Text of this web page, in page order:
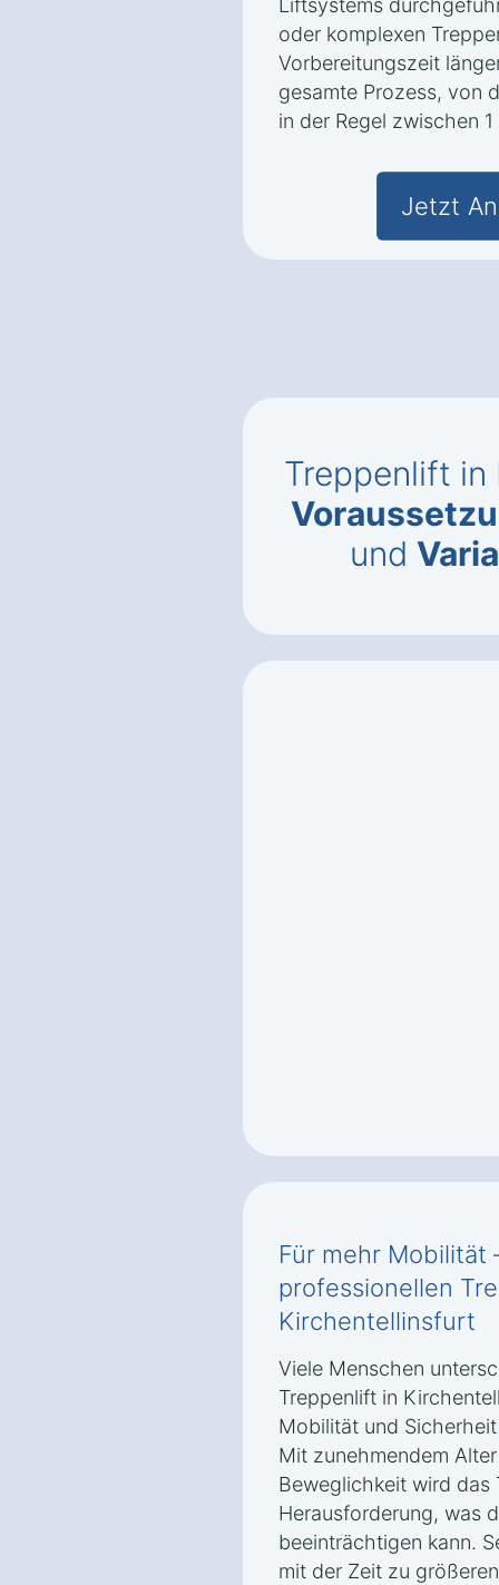
Liftsystems
oder komplexen
Vorbereitungszeit
gesamte Prozess, von
in der Regel zwischen
Jetzt
Treppenlift
und
Für mehr Mobilität
professionellen
Kirchentellinsfurt
Viele Menschen
Treppenlift in
Mobilität und
Mit zunehmendem
Beweglichkeit wird das
Herausforderung, was
beeinträchtigen kann.
mit der Zeit zu